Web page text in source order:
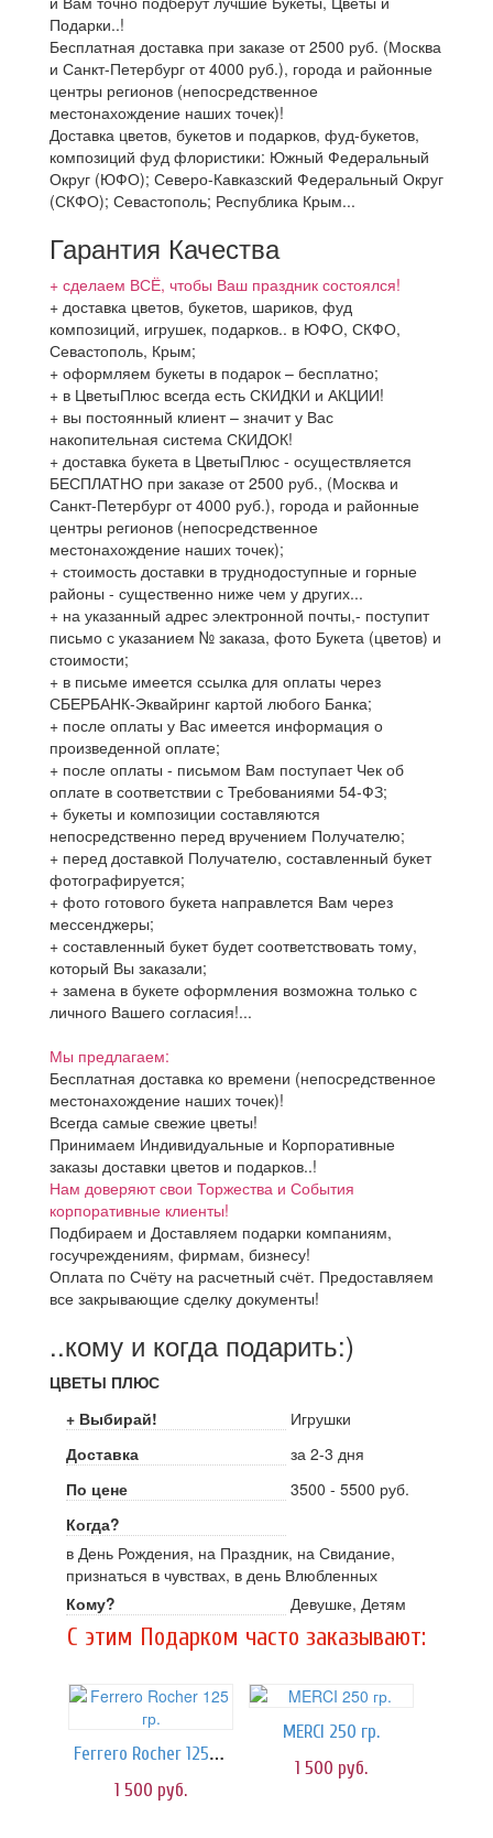
Подарки..!
Бесплатная доставка при заказе от 2500 руб. (Москва
и Санкт-Петербург от 4000 руб.), города и районные
центры регионов (непосредственное
местонахождение наших точек)!
Доставка цветов, букетов и подарков, фуд-букетов,
композиций фуд флористики: Южный Федеральный
Округ (ЮФО); Северо-Кавказский Федеральный Округ
(СКФО); Севастополь; Республика Крым...
Гарантия Качества
+ сделаем ВСЁ, чтобы Ваш праздник состоялся!
+ доставка цветов, букетов, шариков, фуд
композиций, игрушек, подарков.. в ЮФО, СКФО,
Севастополь, Крым;
+ оформляем букеты в подарок – бесплатно;
+ в ЦветыПлюс всегда есть СКИДКИ и АКЦИИ!
+ вы постоянный клиент – значит у Вас
накопительная система СКИДОК!
+ доставка букета в ЦветыПлюс - осуществляется
БЕСПЛАТНО при заказе от 2500 руб., (Москва и
Санкт-Петербург от 4000 руб.), города и районные
центры регионов (непосредственное
местонахождение наших точек);
+ стоимость доставки в труднодоступные и горные
районы - существенно ниже чем у других...
+ на указанный адрес электронной почты,- поступит
письмо с указанием № заказа, фото Букета (цветов) и
стоимости;
+ в письме имеется ссылка для оплаты через
СБЕРБАНК-Эквайринг картой любого Банка;
+ после оплаты у Вас имеется информация о
произведенной оплате;
+ после оплаты - письмом Вам поступает Чек об
оплате в соответствии с Требованиями 54-ФЗ;
+ букеты и композиции составляются
непосредственно перед вручением Получателю;
+ перед доставкой Получателю, составленный букет
фотографируется;
+ фото готового букета направлется Вам через
мессенджеры;
+ составленный букет будет соответствовать тому,
который Вы заказали;
+ замена в букете оформления возможна только с
личного Вашего согласия!...
Мы предлагаем:
Бесплатная доставка ко времени (непосредственное
местонахождение наших точек)!
Всегда самые свежие цветы!
Принимаем Индивидуальные и Корпоративные
заказы доставки цветов и подарков..!
Нам доверяют свои Торжества и События
корпоративные клиенты!
Подбираем и Доставляем подарки компаниям,
госучреждениям, фирмам, бизнесу!
Оплата по Счёту на расчетный счёт. Предоставляем
все закрывающие сделку документы!
..кому и когда подарить:)
ЦВЕТЫ ПЛЮС
+ Выбирай!
Игрушки
Доставка
за 2-3 дня
По цене
3500 - 5500 руб.
Когда?
в День Рождения, на Праздник, на Свидание,
признаться в чувствах, в день Влюбленных
Кому?
Девушке, Детям
C этим Подарком часто заказывают:
Ferrero Rocher 125 гр.
1 500 руб.
MERCI 250 гр.
1 500 руб.